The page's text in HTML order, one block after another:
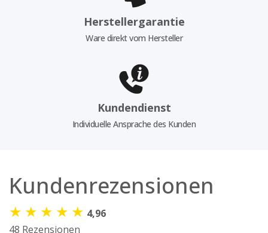
Herstellergarantie
Ware direkt vom Hersteller
Kundendienst
Individuelle Ansprache des Kunden
Kundenrezensionen
★ ★ ★ ★ ★ 4,96
48 Rezensionen